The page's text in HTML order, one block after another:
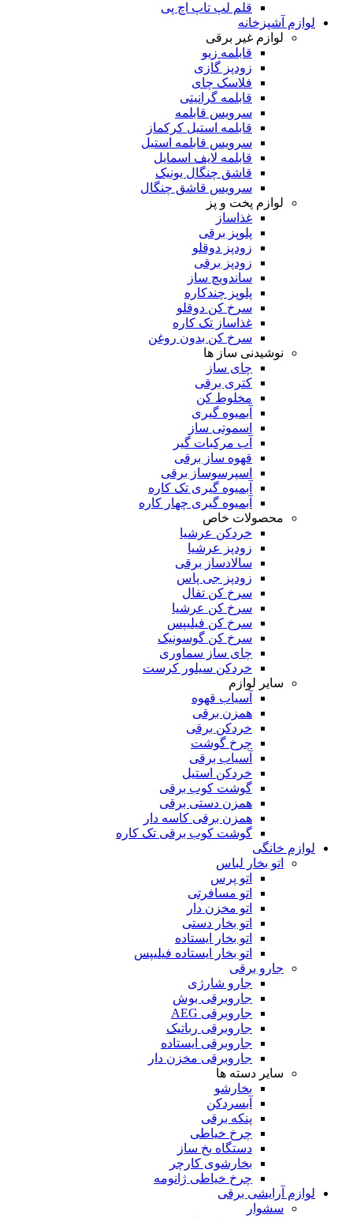
قلم لپ تاپ اچ پی
لوازم آشپزخانه
لوازم غیر برقی
قابلمه زیو
زودپز گازی
فلاسک چای
قابلمه گرانیتی
سرویس قابلمه
قابلمه استیل کرکماز
سرویس قابلمه استیل
قابلمه لایف اسمایل
قاشق چنگال یونیک
سرویس قاشق چنگال
لوازم پخت و پز
غذاساز
پلوپز برقی
زودپز دوقلو
زودپز برقی
ساندویچ ساز
پلوپز چندکاره
سرخ کن دوقلو
غذاساز تک کاره
سرخ کن بدون روغن
نوشیدنی ساز ها
چای ساز
کتری برقی
مخلوط کن
آبمیوه گیری
اسموتی ساز
آب مرکبات گیر
قهوه ساز برقی
اسپرسوساز برقی
آبمیوه گیری تک کاره
آبمیوه گیری چهار کاره
محصولات خاص
خردکن عرشیا
زودپز عرشیا
سالادساز برقی
زودپز جی پاس
سرخ کن تفال
سرخ کن عرشیا
سرخ کن فیلیپس
سرخ کن گوسونیک
چای ساز سماوری
خردکن سیلور کرست
سایر لوازم
آسیاب قهوه
همزن برقی
خردکن برقی
چرخ گوشت
آسیاب برقی
خردکن استیل
گوشت کوب برقی
همزن دستی برقی
همزن برقی کاسه دار
گوشت کوب برقی تک کاره
لوازم خانگی
اتو بخار لباس
اتو پرس
اتو مسافرتی
اتو مخزن دار
اتو بخار دستی
اتو بخار ایستاده
اتو بخار ایستاده فیلیپس
جارو برقی
جارو شارژی
جاروبرقی بوش
جاروبرقی AEG
جاروبرقی رباتیک
جاروبرقی ایستاده
جاروبرقی مخزن دار
سایر دسته ها
بخارشو
آبسردکن
پنکه برقی
چرخ خیاطی
دستگاه یخ ساز
بخارشوی کارچر
چرخ خیاطی ژانومه
لوازم آرایشی برقی
سشوار